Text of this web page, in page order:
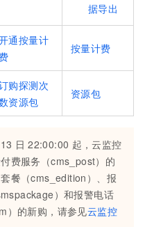
据导出
通按量计
费
按量计费
购探测次
资源包
资源包
13 日 22:00:00 起，云监控
费服务（cms_post）的
餐（cms_edition）、报
）和报警电话
）的新购，请参见云监控